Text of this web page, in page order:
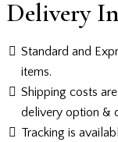
Delivery
Standard and
items.
Shipping costs
delivery option &
Tracking is